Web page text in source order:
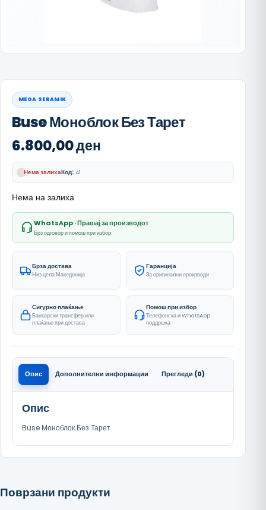
MEGA SERAMIK
Buse Моноблок Без Тарет
6.800,00ден
Нема залихаКод: 41
Нема на залиха
WhatsApp · Прашај за производот
Брз одговор и помош при избор
Брза достава
Низ цела Македонија
Гаранција
За оригинални производи
Сигурно плаќање
Банкарски трансфер или
плаќање при достава
Помош при избор
Телефонска и WhatsApp
поддршка
Опис Дополнителни информации Прегледи (0)
Опис
Buse Моноблок Без Тарет
Поврзани продукти